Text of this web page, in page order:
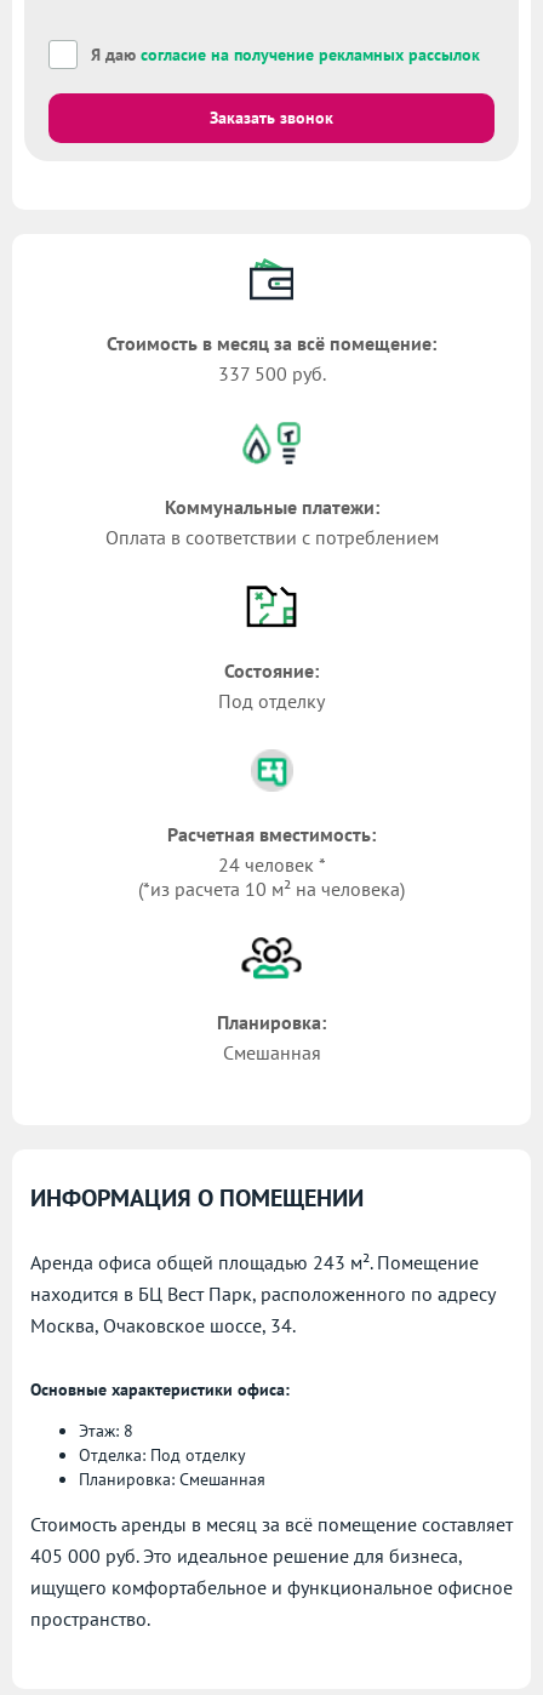
Я даю согласие на получение рекламных рассылок
Заказать звонок
Стоимость в месяц за всё помещение:
337 500 руб.
Коммунальные платежи:
Оплата в соответствии с потреблением
Состояние:
Под отделку
Расчетная вместимость:
24 человек *
(*из расчета 10 м² на человека)
Планировка:
Смешанная
ИНФОРМАЦИЯ О ПОМЕЩЕНИИ
Аренда офиса общей площадью 243 м². Помещение
находится в БЦ Вест Парк, расположенного по адресу
Москва, Очаковское шоссе, 34.
Основные характеристики офиса:
Этаж: 8
Отделка: Под отделку
Планировка: Смешанная
Стоимость аренды в месяц за всё помещение составляет
405 000 руб. Это идеальное решение для бизнеса,
ищущего комфортабельное и функциональное офисное
пространство.